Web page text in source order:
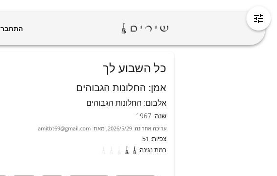
התחבר
כל השבוע לך
אמן: החלונות הגבוהים
אלבום: החלונות הגבוהים
שנה:
1967
עריכה אחרונה:
2026/5/29
, מאת:
amitbt69@gmail.com
צפיות:
51
רמת נגינה: